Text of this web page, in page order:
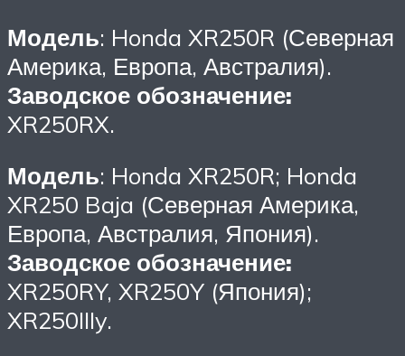
Модель: Honda XR250R (Северная
Америка, Европа, Австралия).
Заводское обозначение:
XR250RX.
Модель: Honda XR250R; Honda
XR250 Baja (Северная Америка,
Европа, Австралия, Япония).
Заводское обозначение:
XR250RY, XR250Y (Япония);
XR250IIIy.